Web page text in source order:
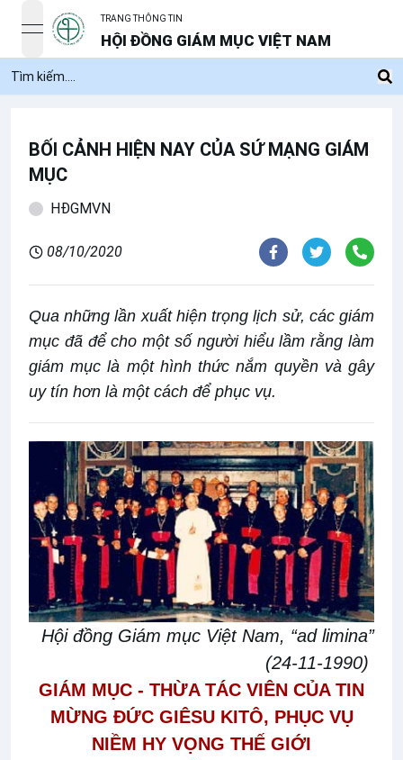
open navigation menu
TRANG THÔNG TIN
HỘI ĐỒNG GIÁM MỤC VIỆT NAM
BỐI CẢNH HIỆN NAY CỦA SỨ MẠNG GIÁM
MỤC
HĐGMVN
08/10/2020
Qua những lần xuất hiện trọng lịch sử, các giám
mục đã để cho một số người hiểu lầm rằng làm
giám mục là một hình thức nắm quyền và gây
uy tín hơn là một cách để phục vụ.
Hội đồng Giám mục Việt Nam, “ad limina”
(24-11-1990)
GIÁM MỤC - THỪA TÁC VIÊN CỦA TIN
MỪNG ĐỨC GIÊSU KITÔ, PHỤC VỤ
NIỀM HY VỌNG THẾ GIỚI